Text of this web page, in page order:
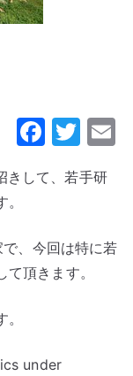
F
c
b
o
T
it
r
きして、若手研
、今回は特に若
頂きます。
under